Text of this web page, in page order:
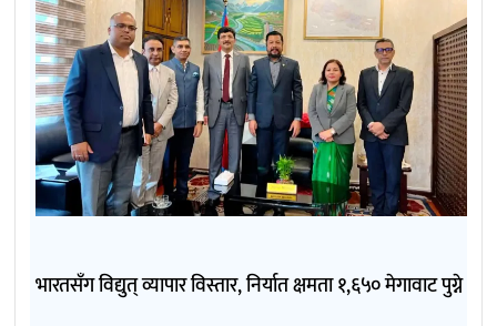
भारतसँग विद्युत् व्यापार विस्तार, निर्यात क्षमता १,६५० मेगावाट पुग्ने